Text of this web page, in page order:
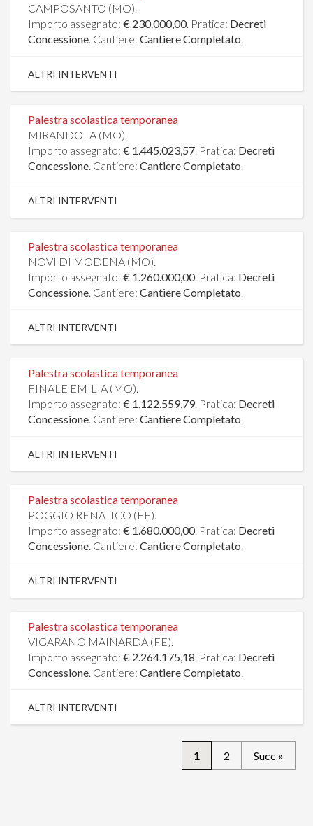
CAMPOSANTO (MO).
Importo assegnato: € 230.000,00. Pratica: Decreti
Concessione. Cantiere: Cantiere Completato.
ALTRI INTERVENTI
Palestra scolastica temporanea
MIRANDOLA (MO).
Importo assegnato: € 1.445.023,57. Pratica: Decreti
Concessione. Cantiere: Cantiere Completato.
ALTRI INTERVENTI
Palestra scolastica temporanea
NOVI DI MODENA (MO).
Importo assegnato: € 1.260.000,00. Pratica: Decreti
Concessione. Cantiere: Cantiere Completato.
ALTRI INTERVENTI
Palestra scolastica temporanea
FINALE EMILIA (MO).
Importo assegnato: € 1.122.559,79. Pratica: Decreti
Concessione. Cantiere: Cantiere Completato.
ALTRI INTERVENTI
Palestra scolastica temporanea
POGGIO RENATICO (FE).
Importo assegnato: € 1.680.000,00. Pratica: Decreti
Concessione. Cantiere: Cantiere Completato.
ALTRI INTERVENTI
Palestra scolastica temporanea
VIGARANO MAINARDA (FE).
Importo assegnato: € 2.264.175,18. Pratica: Decreti
Concessione. Cantiere: Cantiere Completato.
ALTRI INTERVENTI
1 2 Succ »